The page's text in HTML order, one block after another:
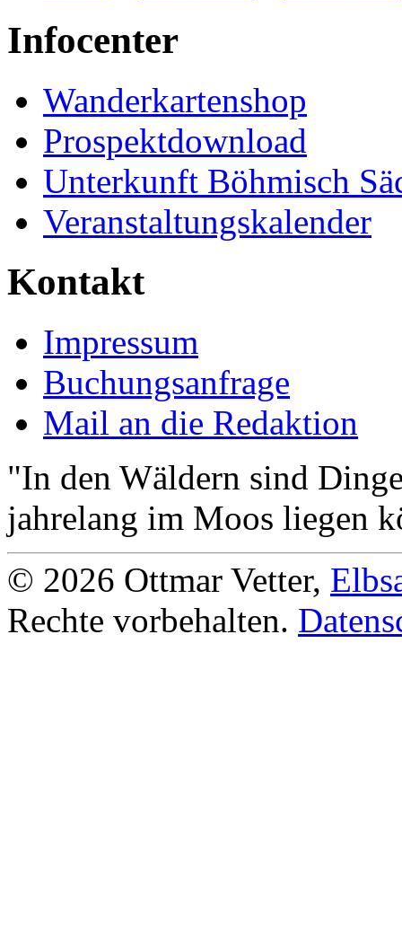
Infocenter
Wanderkartenshop
Prospektdownload
Unterkunft Böhmisch
Veranstaltungskalender
Kontakt
Impressum
Buchungsanfrage
Mail an die Redaktion
"In den Wäldern sind
jahrelang im Moos liegen
© 2026 Ottmar Vetter,
Rechte vorbehalten.